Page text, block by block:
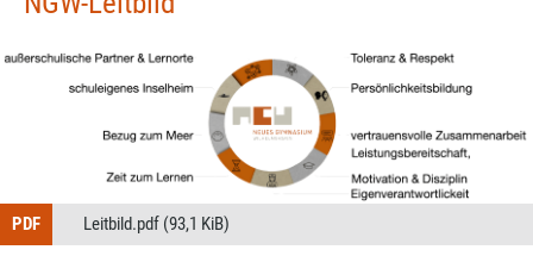
Leitbild.pdf (93,1 KiB)